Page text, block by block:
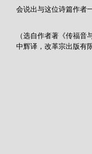
会说出与这位诗篇作者
（选自作者著《传福音
中辉译，改革宗出版有